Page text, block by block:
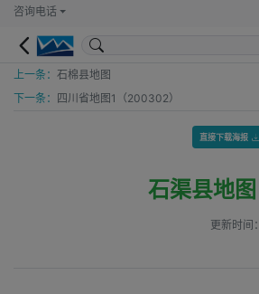
咨询电话
上一条： 石棉县地图
下一条：
四川省地图1（200302）
直接下载海报
石渠县地图
更新时间：